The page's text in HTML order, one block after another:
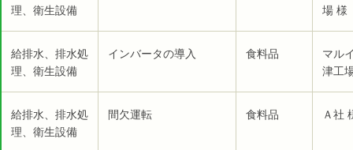
理、衛生設備
場 様
給排水、排水処
理、衛生設備
インバータの導入 食料品
マル
津工
給排水、排水処
理、衛生設備
間欠運転 食料品 Ａ社